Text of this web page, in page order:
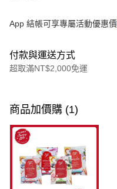
App 結帳可享專屬活動優惠價
付款與運送方式
超取滿NT$2,000免運
信用卡一次付款
超商取貨付款
LINE Pay
Apple Pay
商品加價購 (1)